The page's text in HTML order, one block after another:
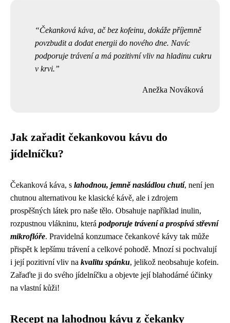
Čekanková káva, ač bez kofeinu, dokáže příjemně
povzbudit a dodat energii do nového dne. Navíc
podporuje trávení a má pozitivní vliv na hladinu cukru
v krvi.
Anežka Nováková
Jak zařadit čekankovou kávu do
jídelníčku?
Čekanková káva, s lahodnou, jemně nasládlou chutí, není jen
chutnou alternativou ke klasické kávě, ale i zdrojem
prospěšných látek pro naše tělo. Obsahuje například inulin,
rozpustnou vlákninu, která podporuje trávení a prospívá střevní
mikroflóře. Pravidelná konzumace čekankové kávy tak může
přispět k lepšímu trávení a celkové pohodě. Mnozí si pochvalují
i její pozitivní vliv na kvalitu spánku, jelikož neobsahuje kofein.
Zařaďte ji do svého jídelníčku a objevte její blahodárné účinky
na vlastní kůži!
Recept na lahodnou kávu z čekanky